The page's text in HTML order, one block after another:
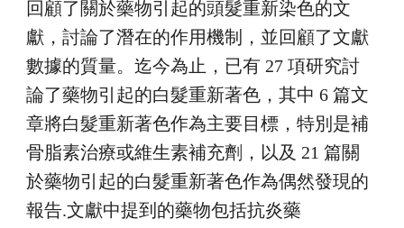
回顧了關於藥物引起的頭髮重新染色的文
獻，討論了潛在的作用機制，並回顧了文獻
數據的質量。迄今為止，已有 27 項研究討
論了藥物引起的白髮重新著色，其中 6 篇文
章將白髮重新著色作為主要目標，特別是補
骨脂素治療或維生素補充劑，以及 21 篇關
於藥物引起的白髮重新著色作為偶然發現的
報告.文獻中提到的藥物包括抗炎藥